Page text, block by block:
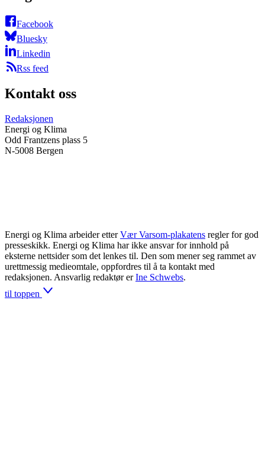
Facebook
Bluesky
Linkedin
Rss feed
Kontakt oss
Redaksjonen
Energi og Klima
Odd Frantzens plass 5
N-5008 Bergen
Energi og Klima arbeider etter Vær Varsom-plakatens regler for god
presseskikk. Energi og Klima har ikke ansvar for innhold på
eksterne nettsider som det lenkes til. Den som mener seg rammet av
urettmessig medieomtale, oppfordres til å ta kontakt med
redaksjonen. Ansvarlig redaktør er Ine Schwebs.
til toppen